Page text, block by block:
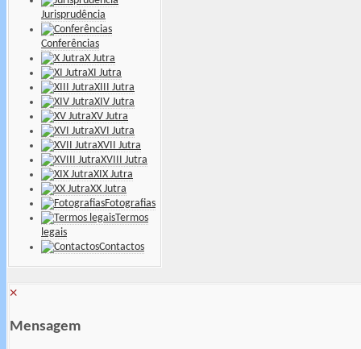
Jurisprudência
Conferências
X Jutra
XI Jutra
XIII Jutra
XIV Jutra
XV Jutra
XVI Jutra
XVII Jutra
XVIII Jutra
XIX Jutra
XX Jutra
Fotografias
Termos
legais
Contactos
×
Mensagem